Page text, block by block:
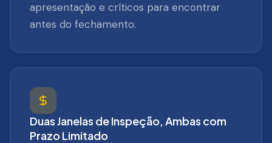
apresentação e críticos para encontrar
antes do fechamento.
Duas Janelas de Inspeção, Ambas com
Prazo Limitado